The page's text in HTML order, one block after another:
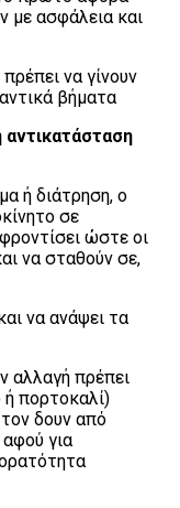
με ασφάλεια και
να γίνουν
βήματα
αντικατάσταση
ή διάτρηση, ο
σε
ώστε οι
να σταθούν σε,
να ανάψει τα
αλλαγή πρέπει
ή πορτοκαλί)
δουν από
για